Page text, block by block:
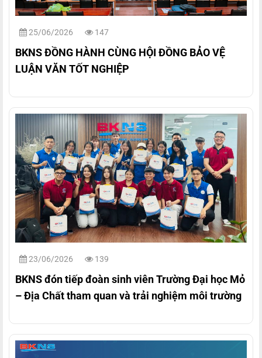
25/06/2026 147
BKNS ĐỒNG HÀNH CÙNG HỘI ĐỒNG BẢO VỆ
LUẬN VĂN TỐT NGHIỆP
23/06/2026 139
BKNS đón tiếp đoàn sinh viên Trường Đại học Mỏ
– Địa Chất tham quan và trải nghiệm môi trường